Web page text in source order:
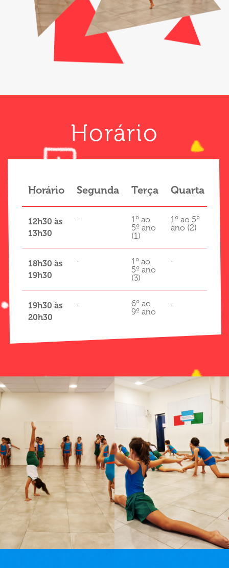
Horário
Horário Segunda Terça Quarta
12h30 às
13h30
-
1º ao
5º ano
(1)
1º ao 5º
ano (2)
1º
18h30 às
19h30
-
1º ao
5º ano
(3)
-
19h30 às
20h30
-
6º ao
9º ano
-